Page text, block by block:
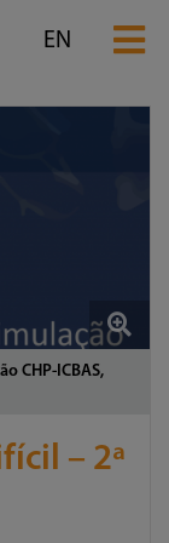
EN
CHP-ICBAS,
– 2ª